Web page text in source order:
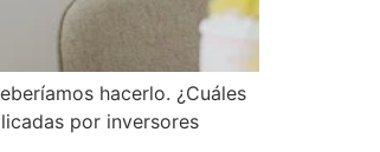
hacerlo. ¿Cuáles
por inversores